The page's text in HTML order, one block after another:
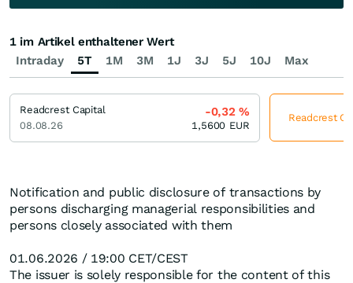
Notification and public disclosure of transactions by
persons discharging managerial responsibilities and
persons closely associated with them
01.06.2026 / 19:00 CET/CEST
The issuer is solely responsible for the content of this
Intraday 5T 1M 3M 1J 3J 5J 10J Max
1 im Artikel enthaltener Wert
Readcrest Capital
08.08.26
-0,32%
1,5600 EUR
Readcrest